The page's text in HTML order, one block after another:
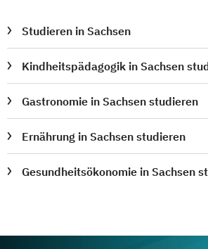
Studieren in Sachsen
Kindheitspädagogik in Sachsen
Gastronomie in Sachsen studieren
Ernährung in Sachsen studieren
Gesundheitsökonomie in Sachsen